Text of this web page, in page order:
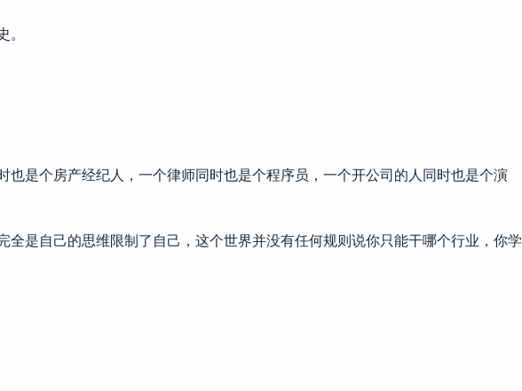
。
是个房产经纪人，一个律师同时也是个程序员，一个开公司的人同时也是个演
是自己的思维限制了自己，这个世界并没有任何规则说你只能干哪个行业，你学